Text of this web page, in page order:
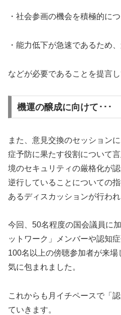
・社会参画の機会を積極的に
・能力低下が急速であるため
などが必要であることを提言し
機運の醸成に向けて･･･
また、意見交換のセッション
症予防に果たす役割について
境のセキュリティの厳格化が
逆行していることについての
あるディスカッションが行われ
今回、50名程度の国会議員に
ットワーク」メンバーや認知
100名以上の傍聴参加者が来
気に包まれました。
これからも月イチペースで「
ていきます。